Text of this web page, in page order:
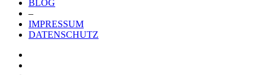
BLOG
–
IMPRESSUM
DATENSCHUTZ